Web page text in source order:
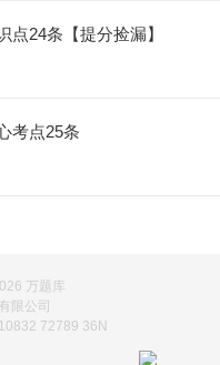
点24条【提分捡漏】
考点25条
万题库
限公司
72789 36N